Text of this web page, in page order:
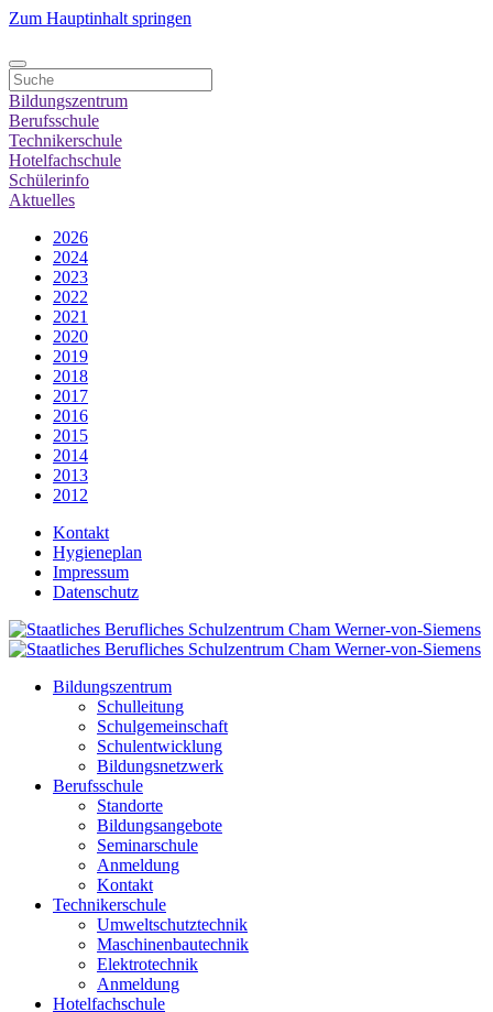
Zum Hauptinhalt springen
Bildungszentrum
Berufsschule
Technikerschule
Hotelfachschule
Schülerinfo
Aktuelles
2026
2024
2023
2022
2021
2020
2019
2018
2017
2016
2015
2014
2013
2012
Kontakt
Hygieneplan
Impressum
Datenschutz
Bildungszentrum
Schulleitung
Schulgemeinschaft
Schulentwicklung
Bildungsnetzwerk
Berufsschule
Standorte
Bildungsangebote
Seminarschule
Anmeldung
Kontakt
Technikerschule
Umweltschutztechnik
Maschinenbautechnik
Elektrotechnik
Anmeldung
Hotelfachschule